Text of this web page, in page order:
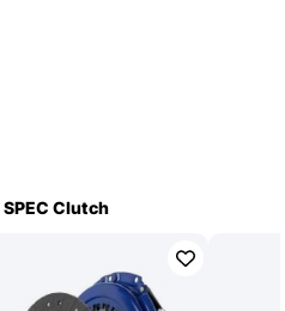
SPEC Clutch